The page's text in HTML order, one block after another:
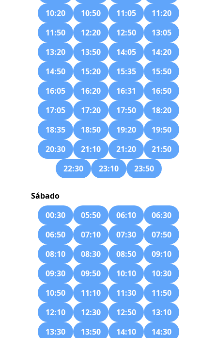
10:20
10:50 11:05
11:20
11:50
12:20 12:50
13:05
13:20
13:50 14:05
14:20
14:50
15:20 15:35
15:50
16:05
16:20 16:31
16:50
17:05
17:20 17:50
18:20
18:35
18:50 19:20
19:50
20:30
21:10 21:20
21:50
22:30
23:10 23:50
Sábado
00:30
05:50 06:10
06:30
06:50
07:10 07:30
07:50
08:10
08:30 08:50
09:10
09:30
09:50 10:10
10:30
10:50
11:10 11:30
11:50
12:10
12:30 12:50
13:10
13:30
13:50 14:10
14:30